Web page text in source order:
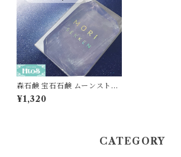
森石鹸 宝石石鹸 ムーンストー
ン｜固形石鹸 おしゃれ 石鹸ギ
フト
¥1,320
CATEGORY